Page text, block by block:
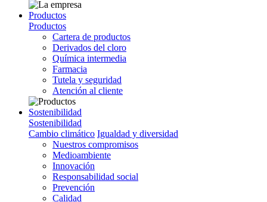
Productos
Productos
Cartera de productos
Derivados del cloro
Química intermedia
Farmacia
Tutela y seguridad
Atención al cliente
Sostenibilidad
Sostenibilidad
Cambio climático Igualdad y diversidad
Nuestros compromisos
Medioambiente
Innovación
Responsabilidad social
Prevención
Calidad